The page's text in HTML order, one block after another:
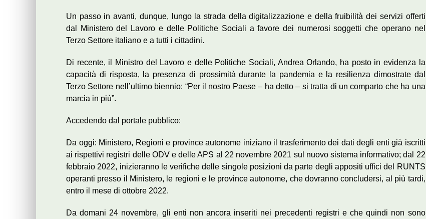
Un passo in avanti, dunque, lungo la strada della digitalizzazione e della fruibilità dei servizi offerti
dal Ministero del Lavoro e delle Politiche Sociali a favore dei numerosi soggetti che operano nel
Terzo Settore italiano e a tutti i cittadini.
Di recente, il Ministro del Lavoro e delle Politiche Sociali, Andrea Orlando, ha posto in evidenza la
capacità di risposta, la presenza di prossimità durante la pandemia e la resilienza dimostrate dal
Terzo Settore nell’ultimo biennio: “Per il nostro Paese – ha detto – si tratta di un comparto che ha una
marcia in più”.
Accedendo dal portale pubblico:
Da oggi: Ministero, Regioni e province autonome iniziano il trasferimento dei dati degli enti già iscritti
ai rispettivi registri delle ODV e delle APS al 22 novembre 2021 sul nuovo sistema informativo; dal 22
febbraio 2022, inizieranno le verifiche delle singole posizioni da parte degli appositi uffici del RUNTS
operanti presso il Ministero, le regioni e le province autonome, che dovranno concludersi, al più tardi,
entro il mese di ottobre 2022.
Da domani 24 novembre, gli enti non ancora inseriti nei precedenti registri e che quindi non sono